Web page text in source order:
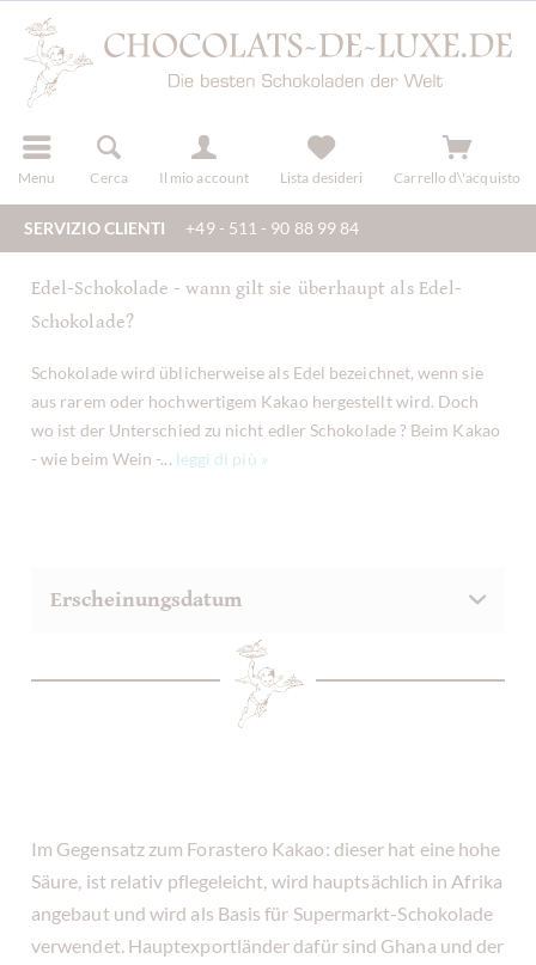
Menu Cerca Il mio account
registra Lista desideri Carrello d\'acquisto
SERVIZIO CLIENTI +49 - 511 - 90 88 99 84
Edel-Schokolade - wann gilt sie überhaupt als Edel-
Schokolade?
Schokolade wird üblicherweise als Edel bezeichnet, wenn sie
aus rarem oder hochwertigem Kakao hergestellt wird. Doch
wo ist der Unterschied zu nicht edler Schokolade ? Beim Kakao
- wie beim Wein -... leggi di più »
Im Gegensatz zum Forastero Kakao: dieser hat eine hohe
Säure, ist relativ pflegeleicht, wird hauptsächlich in Afrika
angebaut und wird als Basis für Supermarkt-Schokolade
verwendet. Hauptexportländer dafür sind Ghana und der